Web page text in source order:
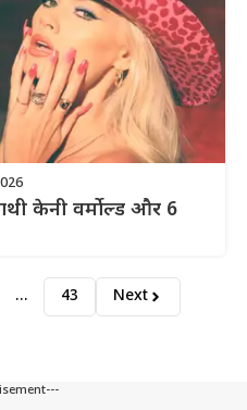
केनी वर्मोल्ड और 6
… 43 Next